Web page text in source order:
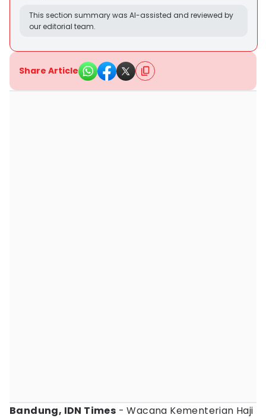
This section summary was AI-assisted and reviewed by
our editorial team.
Share Article
Bandung, IDN Times - Wacana Kementerian Haji